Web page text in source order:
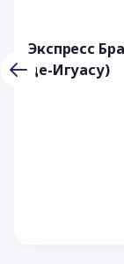
Экспресс
де-Игуасу)